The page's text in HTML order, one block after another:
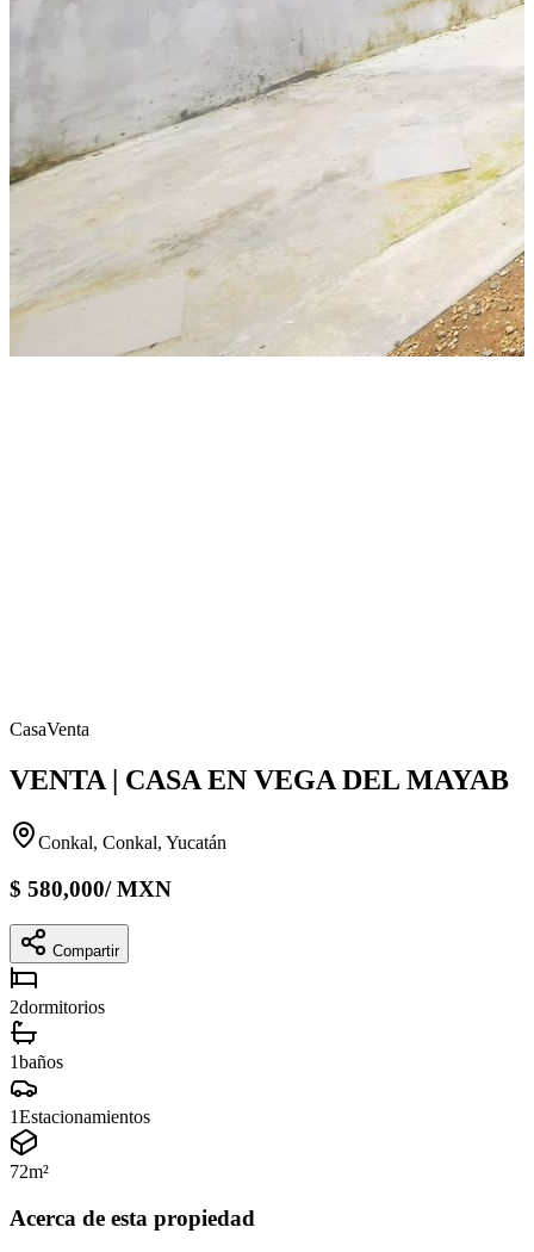
CasaVenta
VENTA | CASA EN VEGA DEL MAYAB
Conkal, Conkal, Yucatán
$ 580,000/MXN
Compartir
2dormitorios
1baños
1Estacionamientos
72m²
Acerca de esta propiedad